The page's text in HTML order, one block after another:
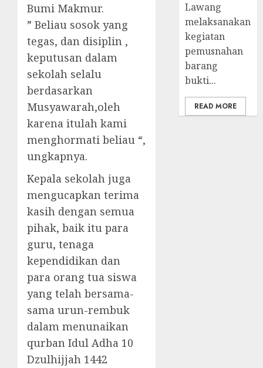
Bumi Makmur.
” Beliau sosok yang
tegas, dan disiplin ,
keputusan dalam
sekolah selalu
berdasarkan
Musyawarah,oleh
karena itulah kami
menghormati beliau “,
ungkapnya.
Kepala sekolah juga
mengucapkan terima
kasih dengan semua
pihak, baik itu para
guru, tenaga
kependidikan dan
para orang tua siswa
yang telah bersama-
sama urun-rembuk
dalam menunaikan
qurban Idul Adha 10
Dzulhijjah 1442
Lawang
melaksanakan
kegiatan
pemusnahan
barang
bukti...
READ MORE